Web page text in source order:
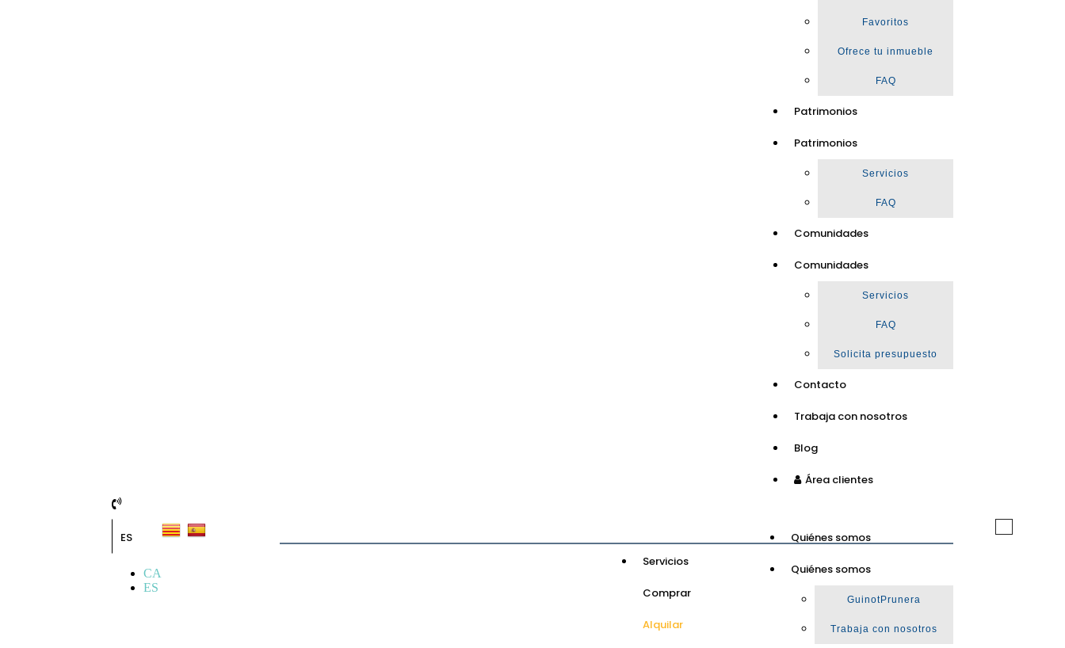
Favoritos
Ofrece tu inmueble
FAQ
Patrimonios
Patrimonios
Servicios
FAQ
Comunidades
Comunidades
Servicios
FAQ
Solicita presupuesto
Contacto
Trabaja con nosotros
Blog
Área clientes
Toggle
Quiénes somos
Quiénes somos
GuinotPrunera
Trabaja con nosotros
ES
CA
ES
Servicios
Comprar
Alquilar